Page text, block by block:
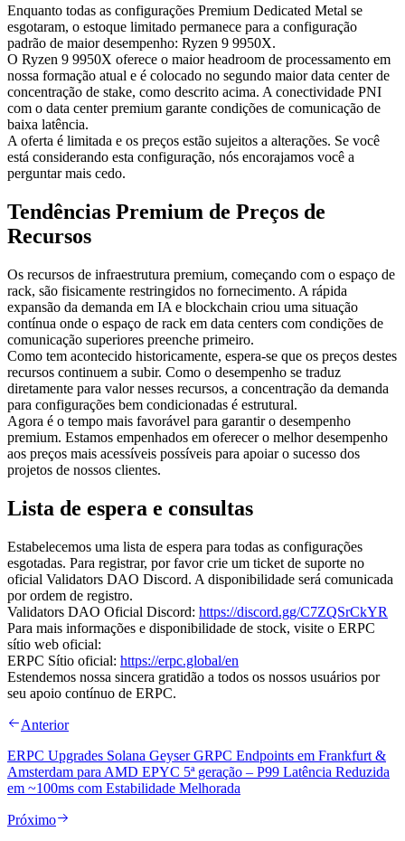
Enquanto todas as configurações Premium Dedicated Metal se
esgotaram, o estoque limitado permanece para a configuração
padrão de maior desempenho: Ryzen 9 9950X.
O Ryzen 9 9950X oferece o maior headroom de processamento em
nossa formação atual e é colocado no segundo maior data center de
concentração de stake, como descrito acima. A conectividade PNI
com o data center premium garante condições de comunicação de
baixa latência.
A oferta é limitada e os preços estão sujeitos a alterações. Se você
está considerando esta configuração, nós encorajamos você a
perguntar mais cedo.
Tendências Premium de Preços de
Recursos
Os recursos de infraestrutura premium, começando com o espaço de
rack, são fisicamente restringidos no fornecimento. A rápida
expansão da demanda em IA e blockchain criou uma situação
contínua onde o espaço de rack em data centers com condições de
comunicação superiores preenche primeiro.
Como tem acontecido historicamente, espera-se que os preços destes
recursos continuem a subir. Como o desempenho se traduz
diretamente para valor nesses recursos, a concentração da demanda
para configurações bem condicionadas é estrutural.
Agora é o tempo mais favorável para garantir o desempenho
premium. Estamos empenhados em oferecer o melhor desempenho
aos preços mais acessíveis possíveis para apoiar o sucesso dos
projetos de nossos clientes.
Lista de espera e consultas
Estabelecemos uma lista de espera para todas as configurações
esgotadas. Para registrar, por favor crie um ticket de suporte no
oficial Validators DAO Discord. A disponibilidade será comunicada
por ordem de registro.
Validators DAO Oficial Discord: https://discord.gg/C7ZQSrCkYR
Para mais informações e disponibilidade de stock, visite o ERPC
sítio web oficial:
ERPC Sítio oficial: https://erpc.global/en
Estendemos nossa sincera gratidão a todos os nossos usuários por
seu apoio contínuo de ERPC.
Anterior
ERPC Upgrades Solana Geyser GRPC Endpoints em Frankfurt &
Amsterdam para AMD EPYC 5ª geração – P99 Latência Reduzida
em ~100ms com Estabilidade Melhorada
Próximo